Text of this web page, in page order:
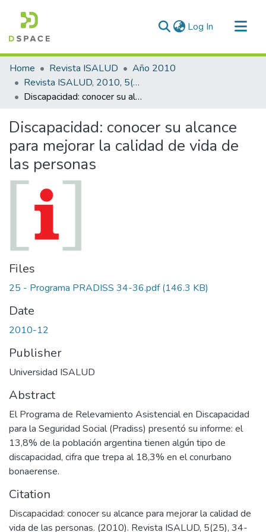
Log In (current)
Communities & Collections
All of DSpace
Statistics
Home Revista ISALUD
Año 2010
Revista ISALUD, 2010, 5(25)
Discapacidad: conocer su alcance para mejorar la calidad de vida de las personas
Discapacidad: conocer su alcance
para mejorar la calidad de vida de
las personas
Files
25 - Programa PRADISS 34-36.pdf(146.3 KB)
Date
2010-12
Publisher
Universidad ISALUD
Abstract
El Programa de Relevamiento Asistencial en Discapacidad
para la Seguridad Social (Pradiss) presentó su informe: el
13,8% de la población argentina tienen algún tipo de
discapacidad, cifra que trepa al 18,3% en el conurbano
bonaerense.
Citation
Discapacidad: conocer su alcance para mejorar la calidad de
vida de las personas. (2010). Revista ISALUD, 5(25), 34-